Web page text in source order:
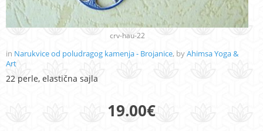
crv-hau-22
in Narukvice od poludragog kamenja - Brojanice, byAhimsa Yoga &
Art
22 perle, elastična sajla
19.00€